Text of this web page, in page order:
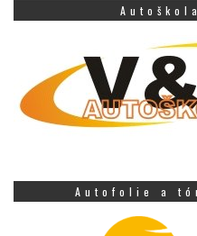
Autofolie a